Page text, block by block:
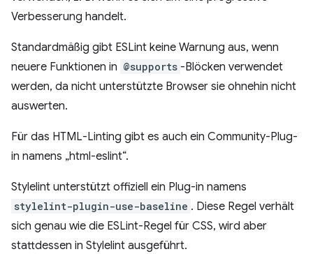
Verbesserung handelt.
Standardmäßig gibt ESLint keine Warnung aus, wenn
neuere Funktionen in @supports -Blöcken verwendet
werden, da nicht unterstützte Browser sie ohnehin nicht
auswerten.
Für das HTML-Linting gibt es auch ein Community-Plug-
in namens „html-eslint“.
Stylelint unterstützt offiziell ein Plug-in namens
stylelint-plugin-use-baseline . Diese Regel verhält
sich genau wie die ESLint-Regel für CSS, wird aber
stattdessen in Stylelint ausgeführt.